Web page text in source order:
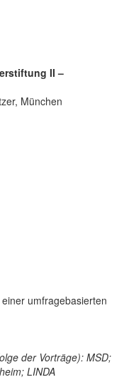
II –
München
umfragebasierten
der Vorträge): MSD;
LINDA